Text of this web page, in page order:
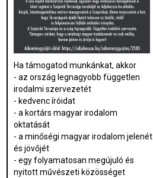
Ha támogatod munkánkat, akkor
- az ország legnagyobb független
irodalmi szervezetét
- kedvenc íróidat
- a kortárs magyar irodalom
oktatását
- a minőségi magyar irodalom jelenét
és jövőjét
- egy folyamatosan megújuló és
nyitott művészeti közösséget